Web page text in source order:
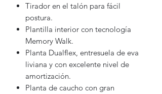
Tirador en el talón para fácil
postura.
Plantilla interior con tecnología
Memory Walk.
Planta Dualflex, entresuela de eva
liviana y con excelente nivel de
amortización.
Planta de caucho con gran